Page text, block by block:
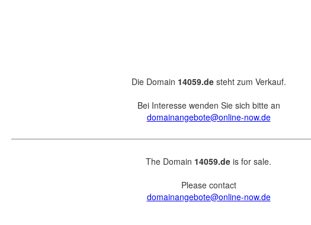
Die Domain 14059.desteht zum Verkauf.
Bei Interesse wenden Sie sich bitte an
domainangebote@online-now.de
The Domain 14059.de is for sale.
Please contact
domainangebote@online-now.de